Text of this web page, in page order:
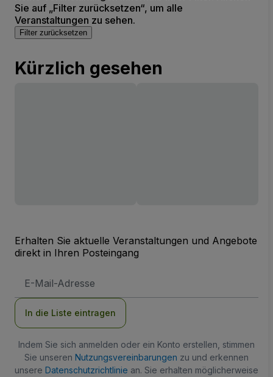
Sie auf „Filter zurücksetzen“, um alle
Veranstaltungen zu sehen.
Filter zurücksetzen
Kürzlich gesehen
Erhalten Sie aktuelle Veranstaltungen und Angebote
direkt in Ihren Posteingang
Mail-
In die Liste eintragen
Indem Sie sich anmelden oder ein Konto erstellen, stimmen
Sie unseren Nutzungsvereinbarungen zu und erkennen
unsere Datenschutzrichtlinie an. Sie erhalten möglicherweise